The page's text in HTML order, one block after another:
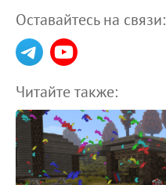
Оставайтесь на связи:
Читайте также: